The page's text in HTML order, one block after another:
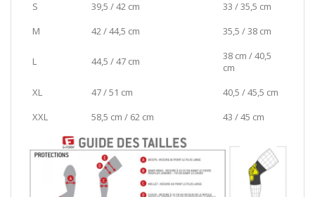
S
39,5 / 42 cm
33 / 35,5 cm
M
42 / 44,5 cm 35,5 / 38 cm
L 44,5 / 47 cm
38 cm / 40,5
cm
XL
47 / 51 cm
40,5 / 45,5 cm
XXL
58,5 cm / 62 cm 43 / 45 cm